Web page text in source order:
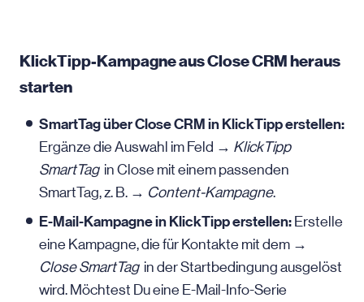
KlickTipp-Kampagne aus Close CRM heraus
starten
SmartTag über Close CRM in KlickTipp erstellen:
Ergänze die Auswahl im Feld → KlickTipp
SmartTag in Close mit einem passenden
SmartTag, z. B. → Content-Kampagne.
E-Mail-Kampagne in KlickTipp erstellen: Erstelle
eine Kampagne, die für Kontakte mit dem →
Close SmartTag in der Startbedingung ausgelöst
wird. Möchtest Du eine E-Mail-Info-Serie